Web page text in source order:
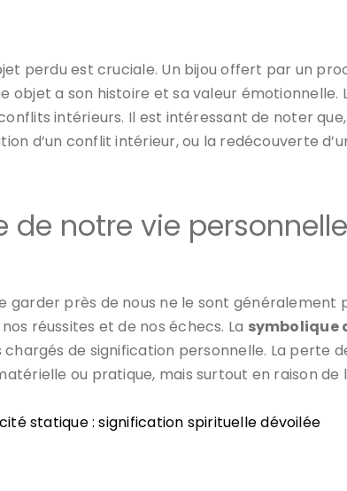
perdu est cruciale. Un bijou offert par un
objet a son histoire et sa valeur
intérieurs. Il est intéressant de noter
d’un conflit intérieur, ou la redécouverte
de notre vie personnelle
garder près de nous ne le sont
réussites et de nos échecs. La symbolique
de signification personnelle. La
ou pratique, mais surtout en raison
statique : signification spirituelle dévoilée